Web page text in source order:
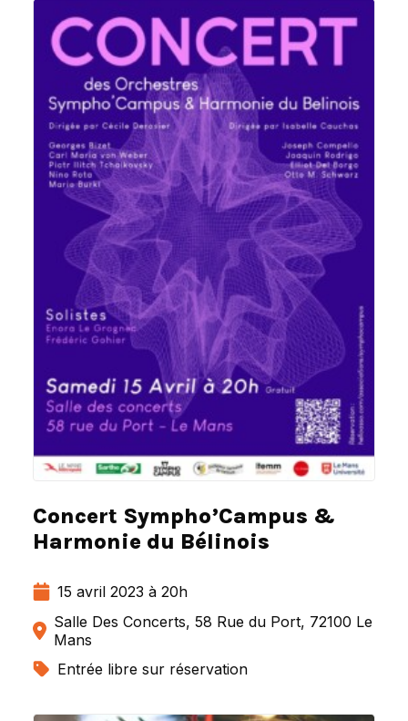
Concert Sympho’Campus &
Harmonie du Bélinois
15 avril 2023 à 20h
Salle Des Concerts, 58 Rue du Port, 72100 Le
Mans
Entrée libre sur réservation